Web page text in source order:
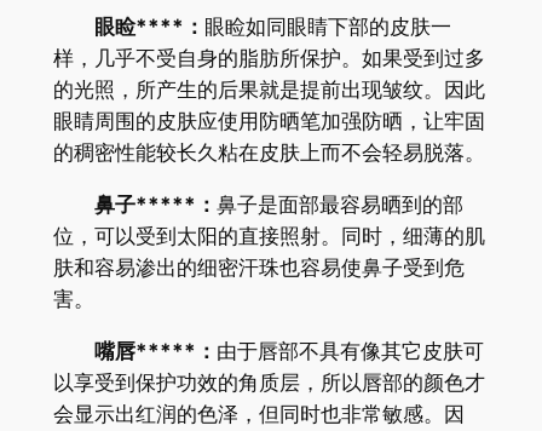
眼睑****： 眼睑如同眼睛下部的皮肤一
样，几乎不受自身的脂肪所保护。如果受到过多
的光照，所产生的后果就是提前出现皱纹。因此
眼睛周围的皮肤应使用防晒笔加强防晒，让牢固
的稠密性能较长久粘在皮肤上而不会轻易脱落。
鼻子*****： 鼻子是面部最容易晒到的部
位，可以受到太阳的直接照射。同时，细薄的肌
肤和容易渗出的细密汗珠也容易使鼻子受到危
害。
嘴唇*****： 由于唇部不具有像其它皮肤可
以享受到保护功效的角质层，所以唇部的颜色才
会显示出红润的色泽，但同时也非常敏感。因